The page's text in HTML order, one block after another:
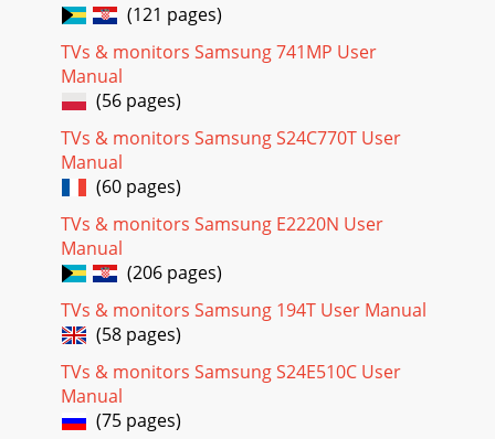
Page 41
46Ekrāna iestatīšana33 Ekrāna iestatīšana3.6 Image
SizeMainiet attēla izmēru.3.6.1 Image Size maiņa1 Lai
atvērtu taustiņu ceļvedi, nospiediet jebkuru
Page 42
47Ekrāna iestatīšana33 Ekrāna iestatīšana Ievades signāls ir
480 p, 576 p, 720 p vai 1080 p, un monitors rāda parastā
Page 43
48Ekrāna iestatīšana33 Ekrāna iestatīšana3.7 HDMI Black
izstrādājumu ir savienoti, izmantojot HD
Page 44
49Ekrāna iestatīšana33 Ekrāna iestatīšana3.8 Response
TimeLai videoattēls izskatītos vēl spilgtāks un dabiskāks,
palieliniet paneļa atbildes laiku. 
(121 pages)
TVs & monitors Samsung 741MP User
Manual
(56 pages)
TVs & monitors Samsung S24C770T User
Manual
(60 pages)
TVs & monitors Samsung E2220N User
Manual
(206 pages)
TVs & monitors Samsung 194T User Manual
(58 pages)
TVs & monitors Samsung S24E510C User
Manual
(75 pages)